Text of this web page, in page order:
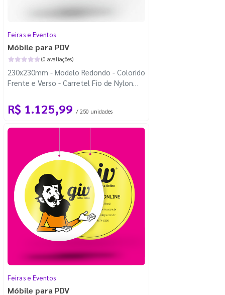
Feiras e Eventos
Móbile para PDV
(0 avaliações)
230x230mm - Modelo Redondo - Colorido
Frente e Verso - Carretel Fio de Nylon
R$ 1.125,99 / 250 unidades
Feiras e Eventos
Móbile para PDV